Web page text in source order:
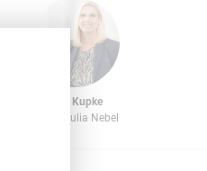
Dr. Dana Kupke
Privat: Julia Nebel